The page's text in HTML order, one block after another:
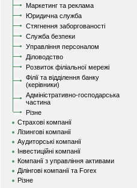
Маркетинг та реклама
Юридична служба
Стягнення заборгованості
Служба безпеки
Управління персоналом
Діловодство
Розвиток філіальної мережі
Філії та відділення банку
(керівники)
Адміністративно-господарська
частина
Різне
Страхові компанії
Лізингові компанії
Аудиторські компанії
Інвестиційні компанії
Компанії з управління активами
Ділінгові компанії та Forex
Різне